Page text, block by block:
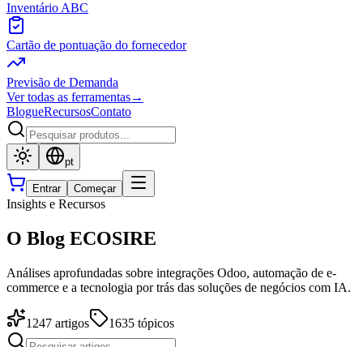
Inventário ABC
Cartão de pontuação do fornecedor
Previsão de Demanda
Ver todas as ferramentas→
BlogueRecursosContato
pt
Entrar Começar
Insights e Recursos
O Blog ECOSIRE
Análises aprofundadas sobre integrações Odoo, automação de e-
commerce e a tecnologia por trás das soluções de negócios com IA.
1247 artigos 1635 tópicos